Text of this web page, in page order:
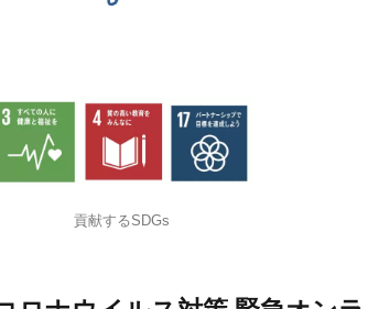
貢献するSDGs